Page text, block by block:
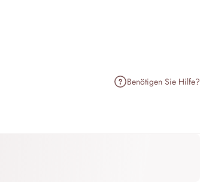
Benötigen Sie Hilfe?